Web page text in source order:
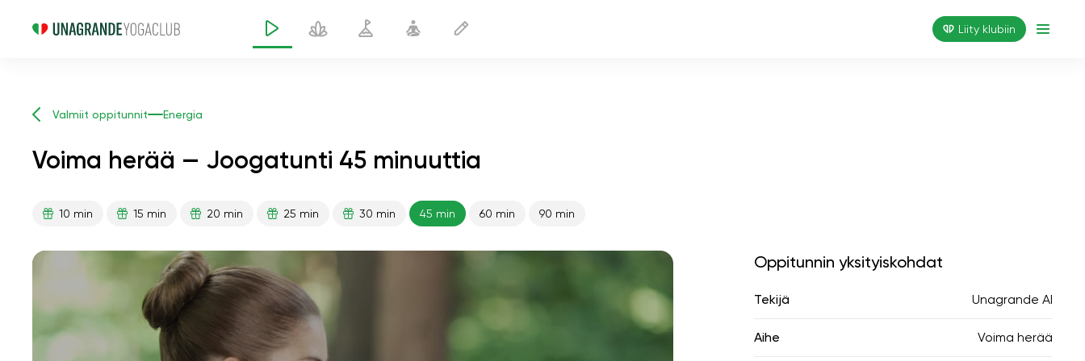
Liity klubiin
Valmiit oppitunnit Energia
Voima herää — Joogatunti 45 minuuttia
10 min 15 min 20 min 25 min 30 min 45 min 60 min 90 min
sielun lento 01:44
Oppitunnin yksityiskohdat
Tekijä Unagrande AI
Aihe Voima herää